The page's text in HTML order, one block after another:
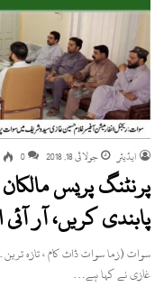
ایڈیٹر جولائی 18, 2018 0
پرنٹنگ پریس
پابندی کریں، آر
غازی نے کہا ہے…